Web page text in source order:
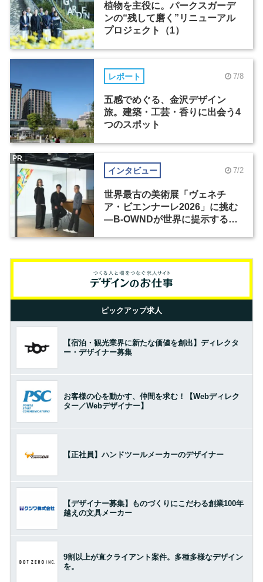
植物を主役に。パークスガーデ
ンの“残して磨く”リニューアル
プロジェクト（1）
レポート 7/8
五感でめぐる、金沢デザイン
旅。建築・工芸・香りに出会う4
つのスポット
インタビュー 7/2
世界最古の美術展「ヴェネチ
ア・ビエンナーレ2026」に挑む
―B-OWNDが世界に提示する美
PR
ピックアップ求人
【宿泊・観光業界に新たな価値を創出】ディレクタ
ー・デザイナー募集
お客様の心を動かす、仲間を求む！【Webディレク
ター／Webデザイナー】
【正社員】ハンドツールメーカーのデザイナー
【デザイナー募集】ものづくりにこだわる創業100年
越えの文具メーカー
9割以上が直クライアント案件。多種多様なデザイン
を。